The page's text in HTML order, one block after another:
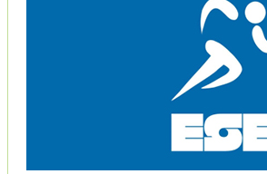
Riparazione pc-cellullari